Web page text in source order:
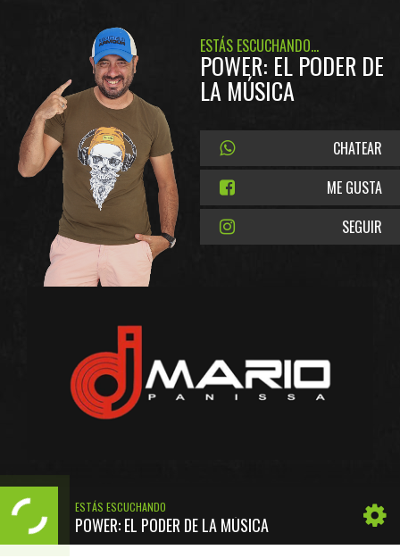
ESTÁS ESCUCHANDO...
POWER: EL PODER DE
LA MÚSICA
CHATEAR
ME GUSTA
SEGUIR
ESTÁS ESCUCHANDO
POWER: EL PODER DE LA MÚSICA